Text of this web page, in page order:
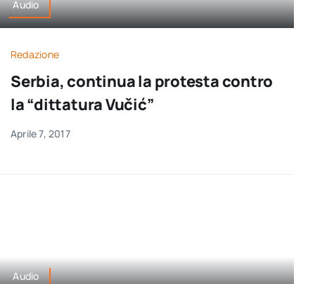
Audio
Redazione
Serbia, continua la protesta contro
la “dittatura Vučić”
Aprile 7, 2017
Audio